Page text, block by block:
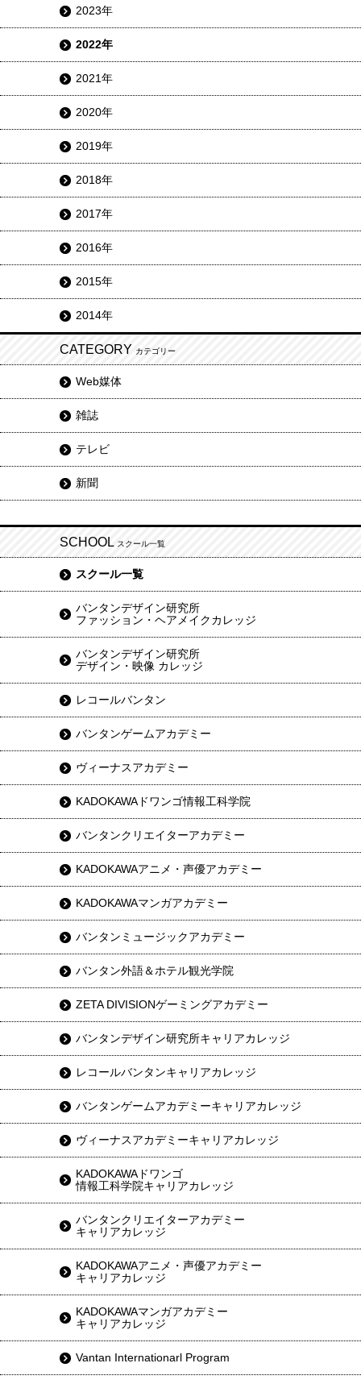
2023年
2022年
2021年
2020年
2019年
2018年
2017年
2016年
2015年
2014年
CATEGORY カテゴリー
Web媒体
雑誌
テレビ
新聞
SCHOOL スクール一覧
スクール一覧
バンタンデザイン研究所
ファッション・ヘアメイクカレッジ
バンタンデザイン研究所
デザイン・映像 カレッジ
レコールバンタン
バンタンゲームアカデミー
ヴィーナスアカデミー
KADOKAWAドワンゴ情報工科学院
バンタンクリエイターアカデミー
KADOKAWAアニメ・声優アカデミー
KADOKAWAマンガアカデミー
バンタンミュージックアカデミー
バンタン外語＆ホテル観光学院
ZETA DIVISIONゲーミングアカデミー
バンタンデザイン研究所キャリアカレッジ
レコールバンタンキャリアカレッジ
バンタンゲームアカデミーキャリアカレッジ
ヴィーナスアカデミーキャリアカレッジ
KADOKAWAドワンゴ
情報工科学院キャリアカレッジ
バンタンクリエイターアカデミー
キャリアカレッジ
KADOKAWAアニメ・声優アカデミー
キャリアカレッジ
KADOKAWAマンガアカデミー
キャリアカレッジ
Vantan Internationarl Program